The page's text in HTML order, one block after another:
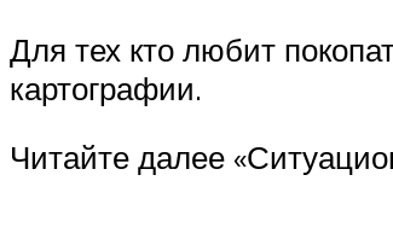
Для тех кто любит
картографии.
Читайте далее